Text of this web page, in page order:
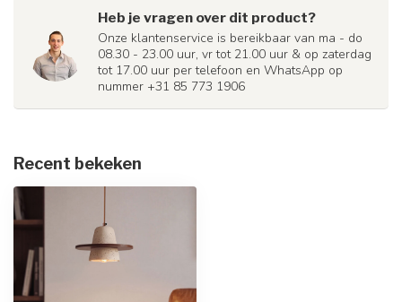
Heb je vragen over dit product?
Onze klantenservice is bereikbaar van ma - do
08.30 - 23.00 uur, vr tot 21.00 uur & op zaterdag
tot 17.00 uur per telefoon en WhatsApp op
nummer +31 85 773 1906
Recent bekeken